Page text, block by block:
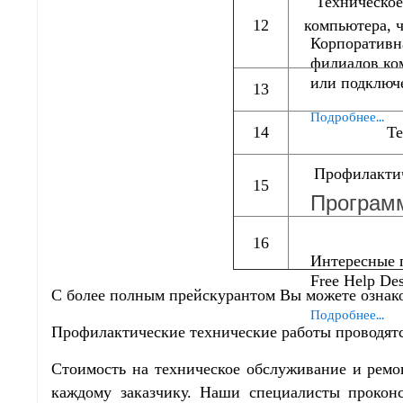
филиалов
или
Подробнее...
Интересные
Free Help
Подробнее...
12
компьютера,
13
14
15
16
С более полным прейскурантом Вы можете
Профилактические технические работы
Стоимость на техническое обслуживание и
каждому заказчику. Наши специалисты